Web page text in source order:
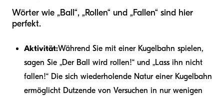
Wörter wie „Ball“, „Rollen“ und „Fallen“ sind hier
perfekt.
Aktivität:Während Sie mit einer Kugelbahn spielen,
sagen Sie „Der Ball wird rollen!“ und „Lass ihn nicht
fallen!“ Die sich wiederholende Natur einer Kugelbahn
ermöglicht Dutzende von Versuchen in nur wenigen